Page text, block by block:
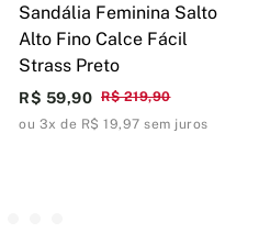
Sandália Feminina Salto
Alto Fino Calce Fácil
Strass Preto
R$ 219,90
R$ 59,90
ou 3x de R$ 19,97 sem juros